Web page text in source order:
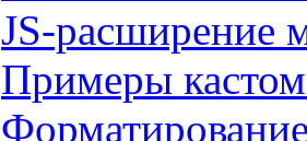
JS-расширение
Примеры